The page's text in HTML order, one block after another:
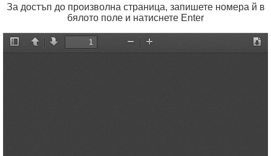
За достъп до произволна страница, запишете номера й в
бялото поле и натиснете Enter